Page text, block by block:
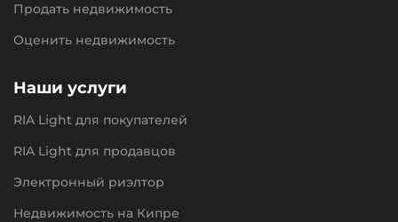
Продать недвижимость
Оценить недвижимость
Наши услуги
RIA Light для покупателей
RIA Light для продавцов
Электронный риэлтор
Недвижимость на Кипре